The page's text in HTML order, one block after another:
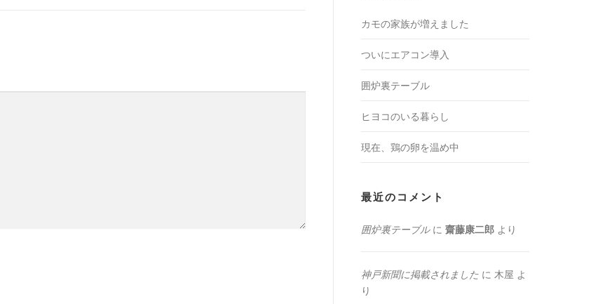
カモの家族が増えました
ついにエアコン導入
囲炉裏テーブル
ヒヨコのいる暮らし
現在、鶏の卵を温め中
最近のコメント
囲炉裏テーブルに 齋藤康二郎 より
神戸新聞に掲載されました に 木屋 よ
り